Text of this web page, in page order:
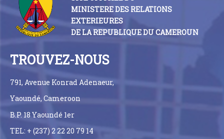
MINISTERE DES RELATIONS
EXTERIEURES
DE LA REPUBLIQUE DU CAMEROUN
TROUVEZ-NOUS
791, Avenue Konrad Adenaeur,
Yaoundé, Cameroon
B.P. 18 Yaoundé 1er
TEL: + (237) 2 22 20 79 14